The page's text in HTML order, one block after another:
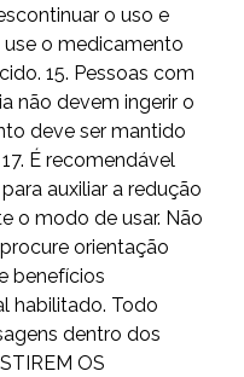
o uso e
use o medicamento
15. Pessoas com
não devem ingerir o
deve ser mantido
É recomendável
auxiliar a redução
o modo de usar. Não
orientação
benefícios
habilitado. Todo
dentro dos
OS